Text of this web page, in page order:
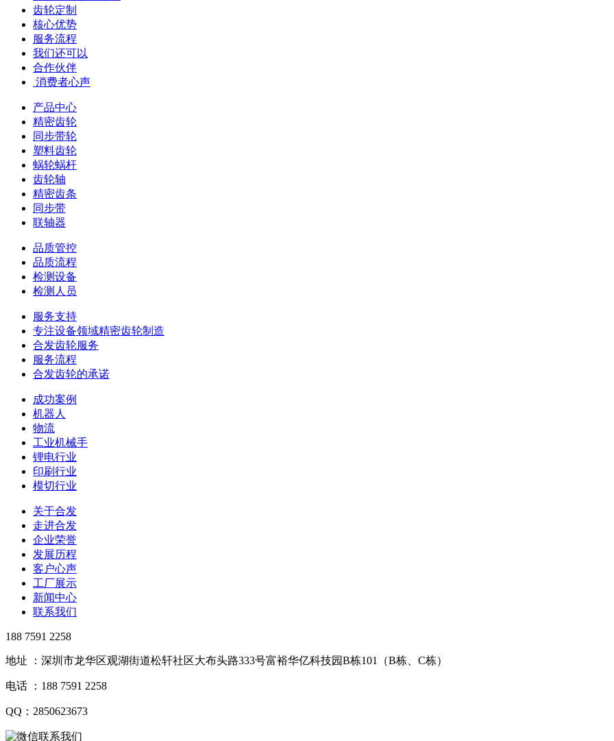
齿轮定制
核心优势
服务流程
我们还可以
合作伙伴
​ 消费者心声
产品中心
精密齿轮
同步带轮
塑料齿轮
蜗轮蜗杆
齿轮轴
精密齿条
同步带
联轴器
品质管控
品质流程
检测设备
检测人员
服务支持
专注设备领域精密齿轮制造
合发齿轮服务
服务流程
合发齿轮的承诺
成功案例
机器人
物流
工业机械手
锂电行业
印刷行业
模切行业
关于合发
走进合发
企业荣誉
发展历程
客户心声
工厂展示
新闻中心
联系我们
188 7591 2258
地址 ：深圳市龙华区观湖街道松轩社区大布头路333号富裕华亿科技园B栋101（B栋、C栋）
电话 ：188 7591 2258
QQ：2850623673